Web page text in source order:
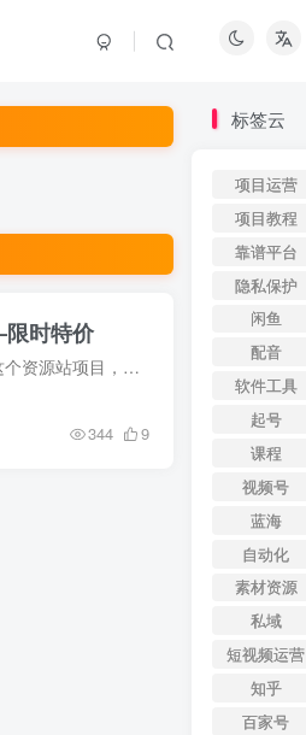
时特价
大家好，我是乐帮资源站长，大家所看到的我这个乐帮资源站，已经更新三年了，也就是说这个资源站项目，我已经操作了三年之久，随着我更新的内容越多，只会越做越大，所以资源站项目也是一个长久...
344 9
标签云
项目运营
项目教程
靠谱平台
隐私保护
闲鱼
配音
软件工具
起号
课程
视频号
蓝海
自动化
素材资源
私域
短视频运营
知乎
百家号